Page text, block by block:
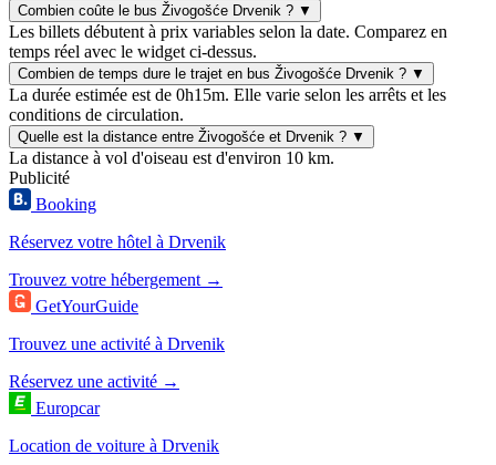
Combien coûte le bus Živogošće Drvenik ? ▼
Les billets débutent à prix variables selon la date. Comparez en
temps réel avec le widget ci-dessus.
Combien de temps dure le trajet en bus Živogošće Drvenik ? ▼
La durée estimée est de 0h15m. Elle varie selon les arrêts et les
conditions de circulation.
Quelle est la distance entre Živogošće et Drvenik ? ▼
La distance à vol d'oiseau est d'environ 10 km.
Publicité
Booking
Réservez votre hôtel à Drvenik
Trouvez votre hébergement →
GetYourGuide
Trouvez une activité à Drvenik
Réservez une activité →
Europcar
Location de voiture à Drvenik